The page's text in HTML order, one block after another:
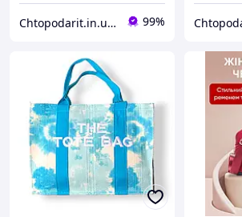
Chtopodarit.in.ua-інтернет-магазин цікавих подарунків 99%